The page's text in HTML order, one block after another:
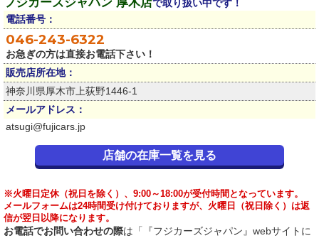
で取り扱い中です！
電話番号：
046-243-6322
お急ぎの方は直接お電話下さい！
販売店所在地：
神奈川県厚木市上荻野1446-1
メールアドレス：
atsugi@fujicars.jp
店舗の在庫一覧を見る
※火曜日定休（祝日を除く）、9:00～18:00が受付時間となっています。
メールフォームは24時間受け付けておりますが、火曜日（祝日除く）は返
信が翌日以降になります。
お電話でお問い合わせの際は「『フジカーズジャパン』webサイトに